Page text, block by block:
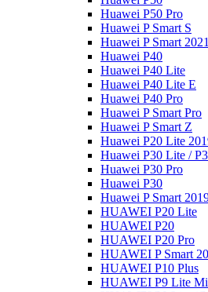
Huawei P50 Pro
Huawei P Smart S
Huawei P Smart 2021
Huawei P40
Huawei P40 Lite
Huawei P40 Lite E
Huawei P40 Pro
Huawei P Smart Pro
Huawei P Smart Z
Huawei P20 Lite
Huawei P30 Lite /
Huawei P30 Pro
Huawei P30
Huawei P Smart
HUAWEI P20 Lite
HUAWEI P20
HUAWEI P20 Pro
HUAWEI P Smart
HUAWEI P10 Plus
HUAWEI P9 Lite